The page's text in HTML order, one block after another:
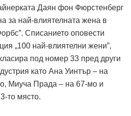
за най-влиятелната жена в
Списанието оповести
„100 най-влиятелни жени”,
под номер 33 пред други
като Ана Уинтър – на
Миуча Прада – на 67-мо и
то място.